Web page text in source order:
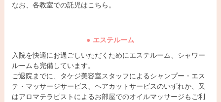
なお、各教室での託児はこちら。
エステルーム
入院を快適にお過ごしいただくためにエステルーム、シャワー
ルームも完備しています。
ご退院までに、タケジ美容室スタッフによるシャンプー・エス
テ・マッサージサービス、ヘアカットサービスのいずれか、又
はアロマテラピストによるお部屋でのオイルマッサージもご利